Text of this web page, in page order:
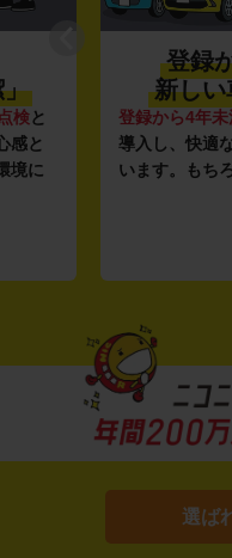
」
検と
感と
境に
登録
新しい
登録から4年
導入し、快適
います。もち
選ば